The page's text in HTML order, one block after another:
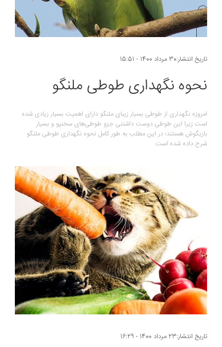
تاریخ انتشار:30 مرداد 1400 - 15:51
نحوه نگهداری طوطی ملنگو
امروزه نگهداری از طوطی بسیار زیبای ملنگو دارای اهمیت بسیار زیادی شده
است زیرا این طوطی دوست داشتنی جزو طوطی‌های سخنپو و بسیار
بازیگوش هستند؛ در این مطلب به طور کامل نحوه نگهداری طوطی ملنگو
شرح داده شده است.
تاریخ انتشار:23 مرداد 1400 - 16:29